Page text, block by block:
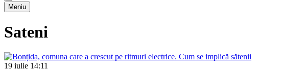
Meniu
Sateni
19 iulie 14:11